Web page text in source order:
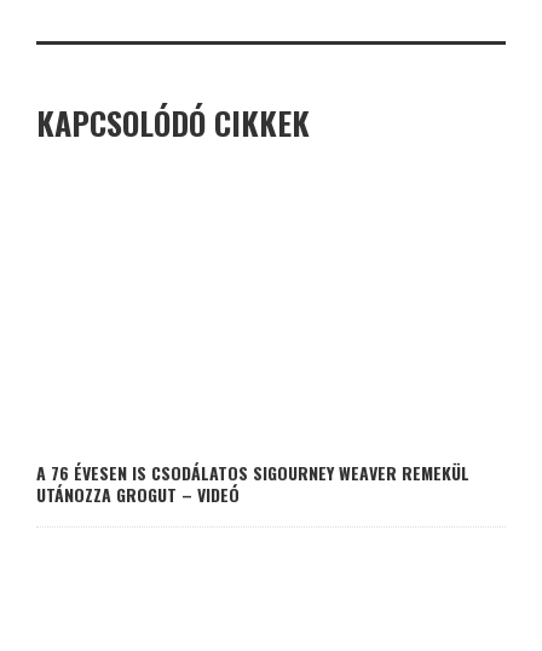
KAPCSOLÓDÓ CIKKEK
A 76 ÉVESEN IS CSODÁLATOS SIGOURNEY WEAVER REMEKÜL
UTÁNOZZA GROGUT – VIDEÓ